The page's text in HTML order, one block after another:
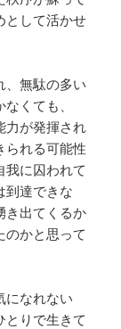
として活かせ
、無駄の多い
くても、
力が発揮され
られる可能性
我に囚われて
到達できな
き出てくるか
のかと思って
になれない
とりで生きて